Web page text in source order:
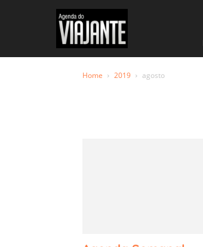
Home 2019 agosto